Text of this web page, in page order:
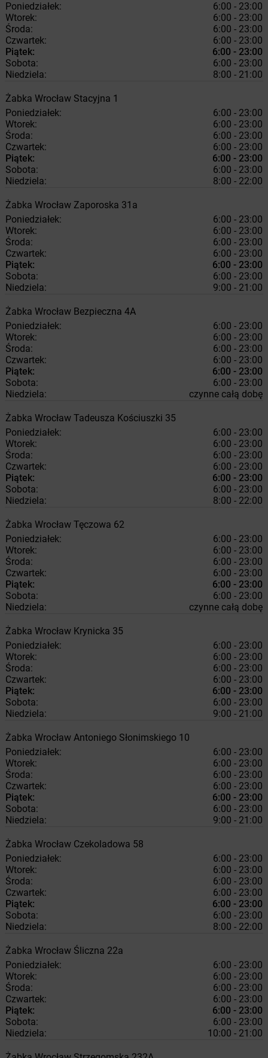
Poniedziałek:
6:00 - 23:00
Wtorek:
6:00 - 23:00
Środa:
6:00 - 23:00
Czwartek:
6:00 - 23:00
Piątek:
6:00 - 23:00
Sobota:
6:00 - 23:00
Niedziela:
8:00 - 21:00
Żabka Wrocław Stacyjna 1
Poniedziałek:
6:00 - 23:00
Wtorek:
6:00 - 23:00
Środa:
6:00 - 23:00
Czwartek:
6:00 - 23:00
Piątek:
6:00 - 23:00
Sobota:
6:00 - 23:00
Niedziela:
8:00 - 22:00
Żabka Wrocław Zaporoska 31a
Poniedziałek:
6:00 - 23:00
Wtorek:
6:00 - 23:00
Środa:
6:00 - 23:00
Czwartek:
6:00 - 23:00
Piątek:
6:00 - 23:00
Sobota:
6:00 - 23:00
Niedziela:
9:00 - 21:00
Żabka Wrocław Bezpieczna 4A
Poniedziałek:
6:00 - 23:00
Wtorek:
6:00 - 23:00
Środa:
6:00 - 23:00
Czwartek:
6:00 - 23:00
Piątek:
6:00 - 23:00
Sobota:
6:00 - 23:00
Niedziela:
czynne całą dobę
Żabka Wrocław Tadeusza Kościuszki 35
Poniedziałek:
6:00 - 23:00
Wtorek:
6:00 - 23:00
Środa:
6:00 - 23:00
Czwartek:
6:00 - 23:00
Piątek:
6:00 - 23:00
Sobota:
6:00 - 23:00
Niedziela:
8:00 - 22:00
Żabka Wrocław Tęczowa 62
Poniedziałek:
6:00 - 23:00
Wtorek:
6:00 - 23:00
Środa:
6:00 - 23:00
Czwartek:
6:00 - 23:00
Piątek:
6:00 - 23:00
Sobota:
6:00 - 23:00
Niedziela:
czynne całą dobę
Żabka Wrocław Krynicka 35
Poniedziałek:
6:00 - 23:00
Wtorek:
6:00 - 23:00
Środa:
6:00 - 23:00
Czwartek:
6:00 - 23:00
Piątek:
6:00 - 23:00
Sobota:
6:00 - 23:00
Niedziela:
9:00 - 21:00
Żabka Wrocław Antoniego Słonimskiego 10
Poniedziałek:
6:00 - 23:00
Wtorek:
6:00 - 23:00
Środa:
6:00 - 23:00
Czwartek:
6:00 - 23:00
Piątek:
6:00 - 23:00
Sobota:
6:00 - 23:00
Niedziela:
9:00 - 21:00
Żabka Wrocław Czekoladowa 58
Poniedziałek:
6:00 - 23:00
Wtorek:
6:00 - 23:00
Środa:
6:00 - 23:00
Czwartek:
6:00 - 23:00
Piątek:
6:00 - 23:00
Sobota:
6:00 - 23:00
Niedziela:
8:00 - 22:00
Żabka Wrocław Śliczna 22a
Poniedziałek:
6:00 - 23:00
Wtorek:
6:00 - 23:00
Środa:
6:00 - 23:00
Czwartek:
6:00 - 23:00
Piątek:
6:00 - 23:00
Sobota:
6:00 - 23:00
Niedziela:
10:00 - 21:00